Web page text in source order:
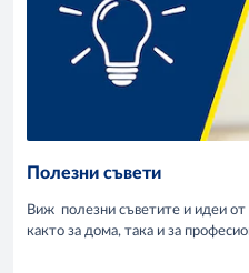
Полезни съвети
Виж полезни съветите и идеи
както за дома, така и за